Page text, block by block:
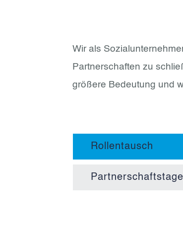
Wir als
Partnerschaften zu
größere Bedeutung und
Rollentausch
Partnerschaftstage